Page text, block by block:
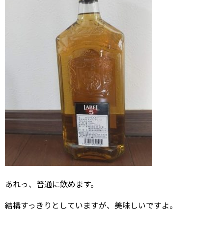
あれっ、普通に飲めます。
結構すっきりとしていますが、美味しいですよ。